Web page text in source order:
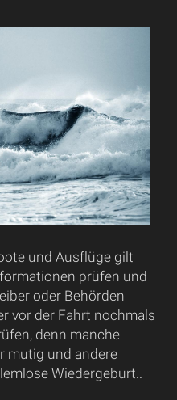
und Ausflüge gilt
prüfen und
oder Behörden
vor der Fahrt nochmals
denn manche
mutig und andere
Wiedergeburt..